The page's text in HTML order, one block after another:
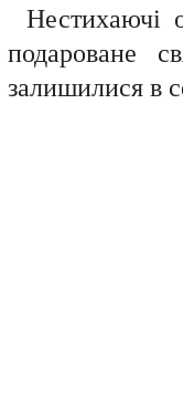
Нестихаючі
подароване
залишилися в